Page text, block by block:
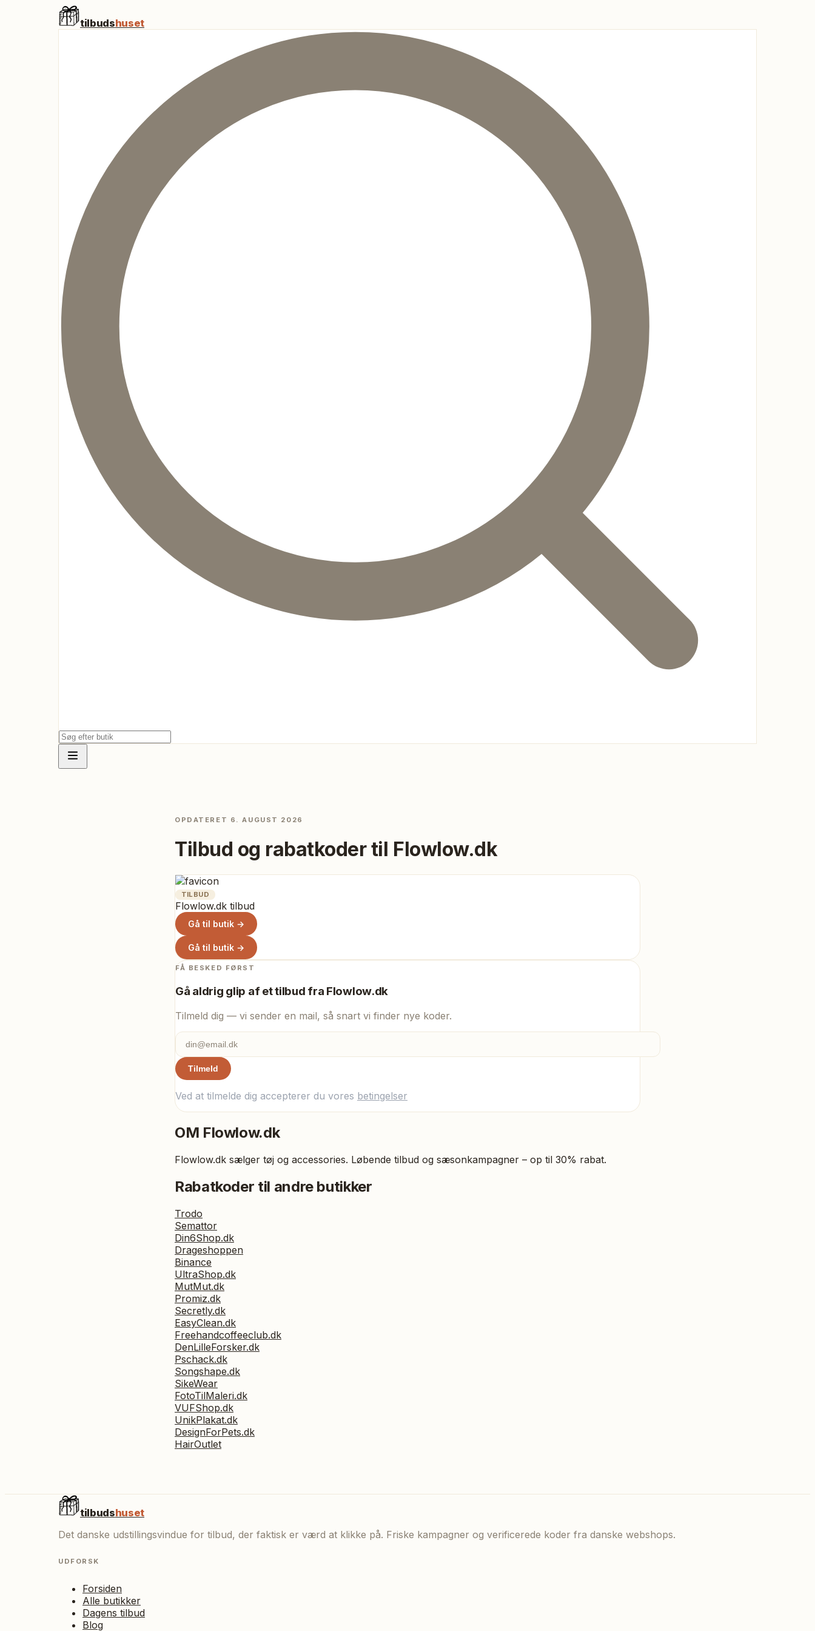
tilbudshuset
OPDATERET 6. AUGUST 2026
Tilbud og rabatkoder til Flowlow.dk
TILBUD
Flowlow.dk tilbud
Gå til butik →
Gå til butik →
FÅ BESKED FØRST
Gå aldrig glip af et tilbud fra Flowlow.dk
Tilmeld dig — vi sender en mail, så snart vi finder nye koder.
Tilmeld
Ved at tilmelde dig accepterer du vores betingelser
OM Flowlow.dk
Flowlow.dk sælger tøj og accessories. Løbende tilbud og sæsonkampagner – op til 30% rabat.
Rabatkoder til andre butikker
Trodo
Semattor
Din6Shop.dk
Drageshoppen
Binance
UltraShop.dk
MutMut.dk
Promiz.dk
Secretly.dk
EasyClean.dk
Freehandcoffeeclub.dk
DenLilleForsker.dk
Pschack.dk
Songshape.dk
SikeWear
FotoTilMaleri.dk
VUFShop.dk
UnikPlakat.dk
DesignForPets.dk
HairOutlet
tilbudshuset
Det danske udstillingsvindue for tilbud, der faktisk er værd at klikke på. Friske kampagner og verificerede koder fra danske webshops.
UDFORSK
Forsiden
Alle butikker
Dagens tilbud
Blog